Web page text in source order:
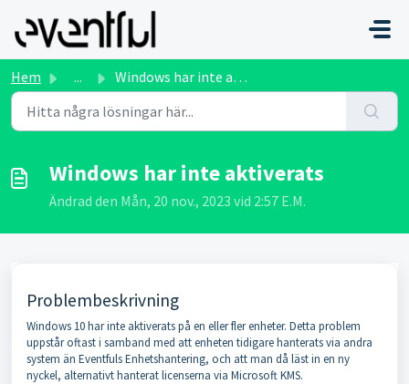
Hoppa över till huvudinnehåll
Hem ... Windows har inte aktiverats
Windows har inte aktiverats
Ändrad den Mån, 20 nov., 2023 vid 2:57 E.M.
Problembeskrivning
Windows 10 har inte aktiverats på en eller fler enheter. Detta problem
uppstår oftast i samband med att enheten tidigare hanterats via andra
system än Eventfuls Enhetshantering, och att man då läst in en ny
nyckel, alternativt hanterat licenserna via Microsoft KMS.